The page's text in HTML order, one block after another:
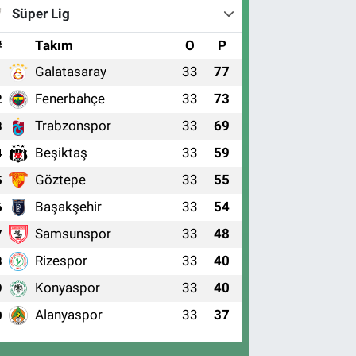
Süper Lig
Takım O P
Galatasaray 33 77
Fenerbahçe 33 73
Trabzonspor 33 69
Beşiktaş 33 59
Göztepe 33 55
Başakşehir 33 54
Samsunspor 33 48
Rizespor 33 40
Konyaspor 33 40
Alanyaspor 33 37